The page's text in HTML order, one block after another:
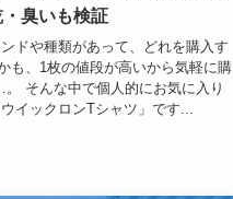
臭いも検証
ドや種類があって、どれを購入す
も、1枚の値段が高いから気軽に購
そんな中で個人的にお気に入り
イックロンTシャツ」です...